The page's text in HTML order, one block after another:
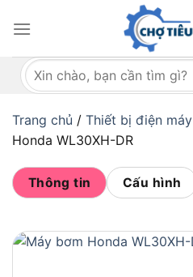
qua
dungTìm
kiếm:
Trang chủ / Thiết bị điện máy
Honda WL30XH-DR
Thông tin Cấu hình